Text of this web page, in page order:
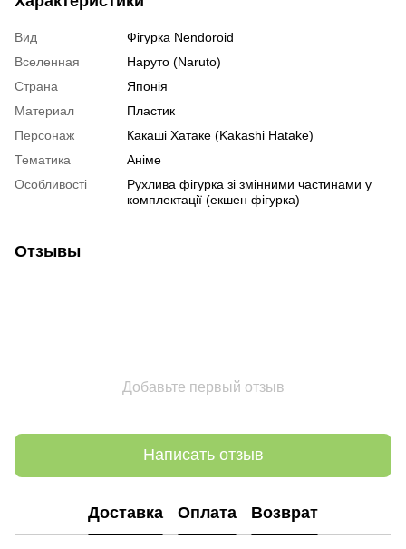
Вид
Фігурка Nendoroid
Вселенная
Наруто (Naruto)
Страна
Японія
Материал
Пластик
Персонаж
Какаші Хатаке (Kakashi Hatake)
Тематика
Аніме
Особливості
Рухлива фігурка зі змінними частинами у
комплектації (екшен фігурка)
Отзывы
Добавьте первый отзыв
Написать отзыв
Доставка Оплата Возврат